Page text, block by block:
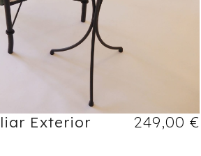
Exterior
249,00 €